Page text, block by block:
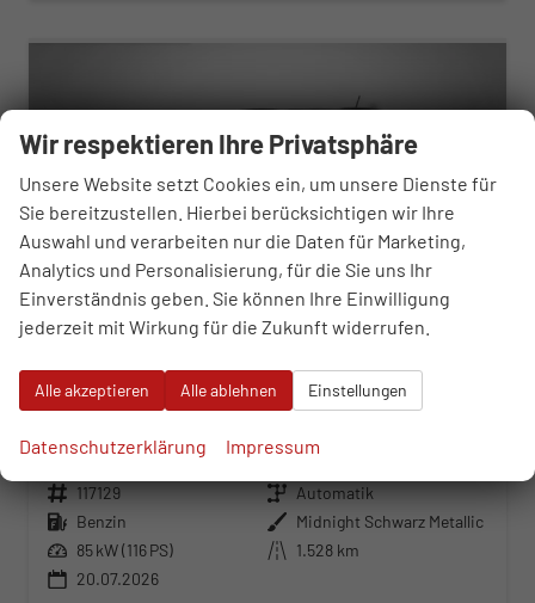
Seat Arona
sofort lieferbar Neuwagen
Fahrzeugnr. 117129 Getriebe Automatik
Kraftstoff Benzin Außenfarbe Midnight Schwarz Metallic
Leistung 85 kW (116 PS) Kilometerstand 1.528 km
20.07.2026
Wir respektieren Ihre Privatsphäre
Unsere Website setzt Cookies ein, um unsere Dienste für
Sie bereitzustellen. Hierbei berücksichtigen wir Ihre
Auswahl und verarbeiten nur die Daten für Marketing,
Analytics und Personalisierung, für die Sie uns Ihr
Einverständnis geben. Sie können Ihre Einwilligung
jederzeit mit Wirkung für die Zukunft widerrufen.
Alle akzeptieren Alle ablehnen Einstellungen
Datenschutzerklärung Impressum